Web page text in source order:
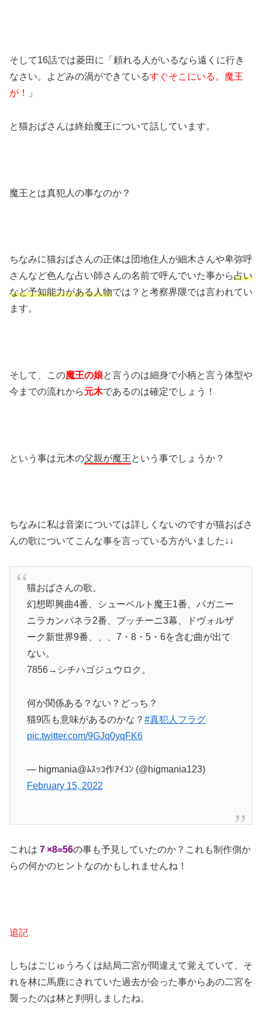
そして16話では菱田に「頼れる人がいるなら遠くに行き
なさい。よどみの渦ができているすぐそこにいる。魔王
が！
」
と猫おばさんは終始魔王について話しています。
魔王とは真犯人の事なのか？
ちなみに猫おばさんの正体は団地住人が細木さんや卑弥呼
さんなど色んな占い師さんの名前で呼んでいた事から占い
など予知能力がある人物では？と考察界隈では言われてい
ます。
そして、この魔王の娘と言うのは細身で小柄と言う体型や
今までの流れから元木であるのは確定でしょう！
という事は元木の父親が魔王という事でしょうか？
ちなみに私は音楽については詳しくないのですが猫おばさ
んの歌についてこんな事を言っている方がいました↓↓
猫おばさんの歌。
幻想即興曲4番、シューベルト魔王1番、パガニー
ニラカンパネラ2番、プッチーニ3幕、ドヴォルザ
ーク新世界9番、、、7・8・5・6を含む曲が出て
ない。
7856→シチハゴジュウロク。
何か関係ある？ない？どっち？
猫9匹も意味があるのかな？ #真犯人フラグ
pic.twitter.com/9GJq0yqFK6
— higmania@ﾑｽｯｺ作ｱｲｺﾝ (@higmania123)
February 15, 2022
これは ７×8=56の事も予見していたのか？これも制作側か
らの何かのヒントなのかもしれませんね！
追記
しちはごじゅうろくは結局二宮が間違えて覚えていて、そ
れを林に馬鹿にされていた過去が会った事からあの二宮を
襲ったのは林と判明しましたね。